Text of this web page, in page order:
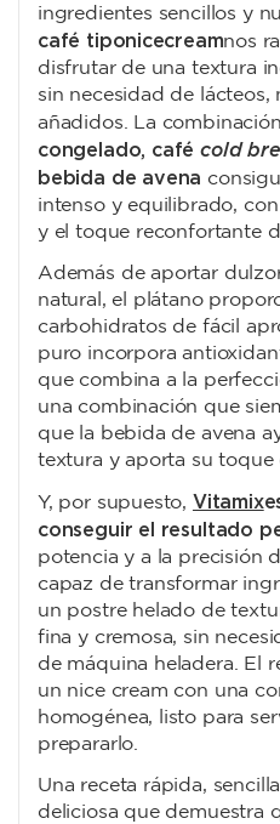
ingredientes sencillos y
café tipo nice creamnos
disfrutar de una textura
sin necesidad de lácteos,
añadidos. La
congelado, cafécold
bebida de avena
intenso y equilibrado,
y el toque reconfortante
Además de aportar
natural, el plátano
carbohidratos de fácil
puro incorpora
que combina a la
una combinación que
que la bebida de avena
textura y aporta su toque
Y, por supuesto, Vitamix
conseguir el resultado
potencia y a la precisión
capaz de transformar
un postre helado de
fina y cremosa, sin
de máquina heladera. El
un nice cream con una
homogénea, listo para
prepararlo.
Una receta rápida,
deliciosa que demuestra